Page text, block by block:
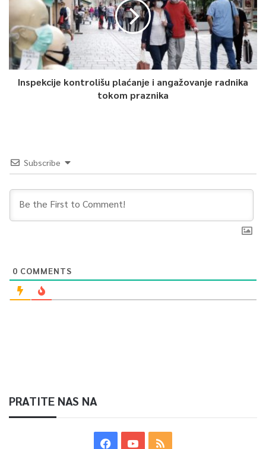
Inspekcije kontrolišu plaćanje i angažovanje radnika
tokom praznika
Subscribe
0 COMMENTS
PRATITE NAS NA